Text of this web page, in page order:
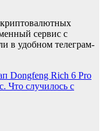
сервис с
в удобном телеграм-
Dongfeng Rich 6 Pro
Что случилось с